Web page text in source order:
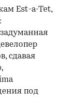
Est-a-Tet,
сдавая
под